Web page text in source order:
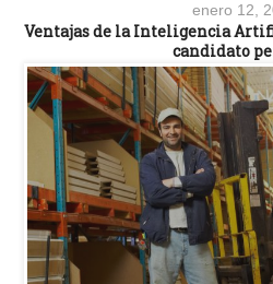
enero 12,
Ventajas de la Inteligencia
candidato